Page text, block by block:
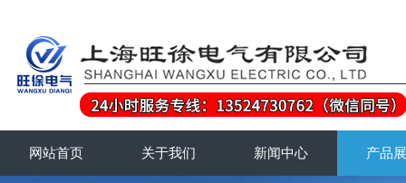
网站首页 关于我们 新闻中心 产品